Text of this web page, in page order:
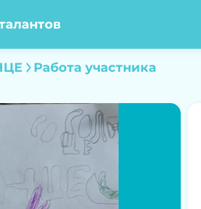
Работа участника